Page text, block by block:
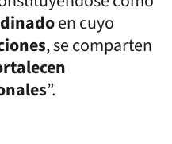
en cuyo
, se comparten
”.